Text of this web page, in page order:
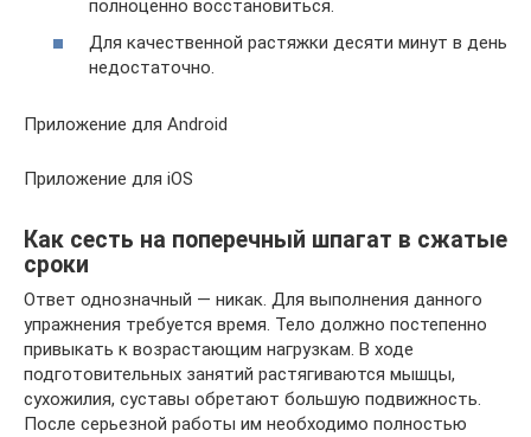
полноценно восстановиться.
Для качественной растяжки десяти минут в день
недостаточно.
Приложение для Android
Приложение для iOS
Как сесть на поперечный шпагат в сжатые
сроки
Ответ однозначный — никак. Для выполнения данного
упражнения требуется время. Тело должно постепенно
привыкать к возрастающим нагрузкам. В ходе
подготовительных занятий растягиваются мышцы,
сухожилия, суставы обретают большую подвижность.
После серьезной работы им необходимо полностью